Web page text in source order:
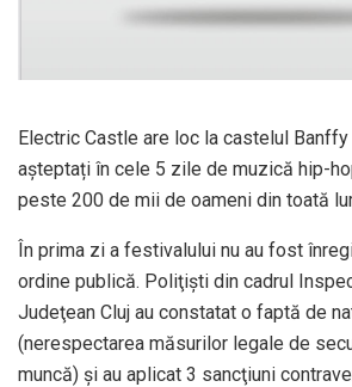
Electric Castle are loc la castelul
așteptați în cele 5 zile de muzică hip-
peste 200 de mii de oameni din toată
În prima zi a festivalului nu au fost
ordine publică. Poliţişti din cadrul
Judeţean Cluj au constatat o faptă de
(nerespectarea măsurilor legale de
muncă) și au aplicat 3 sancţiuni